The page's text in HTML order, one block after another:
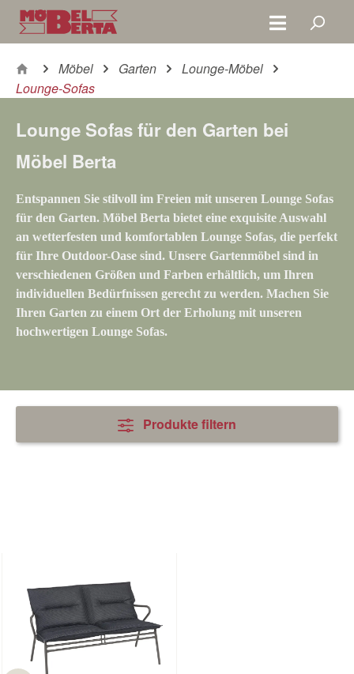
Zum Hauptinhalt springen
Möbel Garten
Lounge-Möbel
Lounge-Sofas
Lounge Sofas für den Garten bei
Möbel Berta
Entspannen Sie stilvoll im Freien mit unseren Lounge Sofas
für den Garten. Möbel Berta bietet eine exquisite Auswahl
an wetterfesten und komfortablen Lounge Sofas, die perfekt
für Ihre Outdoor-Oase sind. Unsere Gartenmöbel sind in
verschiedenen Größen und Farben erhältlich, um Ihren
individuellen Bedürfnissen gerecht zu werden. Machen Sie
Ihren Garten zu einem Ort der Erholung mit unseren
hochwertigen Lounge Sofas.
Produkte filtern